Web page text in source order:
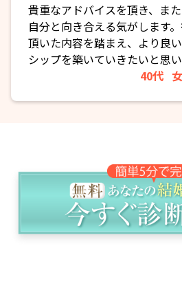
貴重なアドバイスを頂き、また
自分と向き合える気がします
頂いた内容を踏まえ、より良
シップを築いていきたいと思い
40代